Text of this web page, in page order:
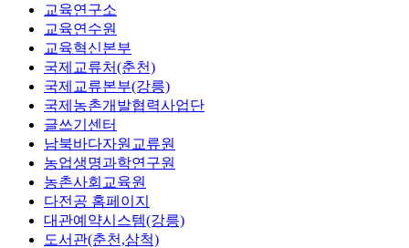
교육연구소
교육연수원
교육혁신본부
국제교류처(춘천)
국제교류본부(강릉)
국제농촌개발협력사업단
글쓰기센터
남북바다자원교류원
농업생명과학연구원
농촌사회교육원
다전공 홈페이지
대관예약시스템(강릉)
도서관(춘천,삼척)